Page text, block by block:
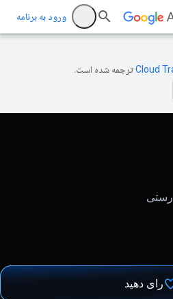
ورود به برنامه
ترجمه شده است.
رای دهید